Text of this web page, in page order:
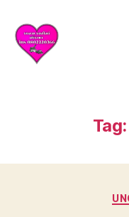
ให้
Tag: